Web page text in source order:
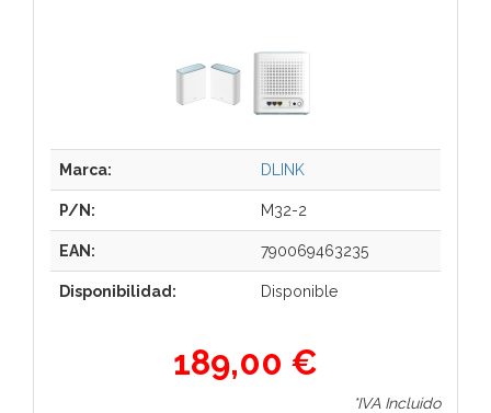
Marca: DLINK
P/N: M32-2
EAN: 790069463235
Disponibilidad: Disponible
189,00 €
*IVA Incluido